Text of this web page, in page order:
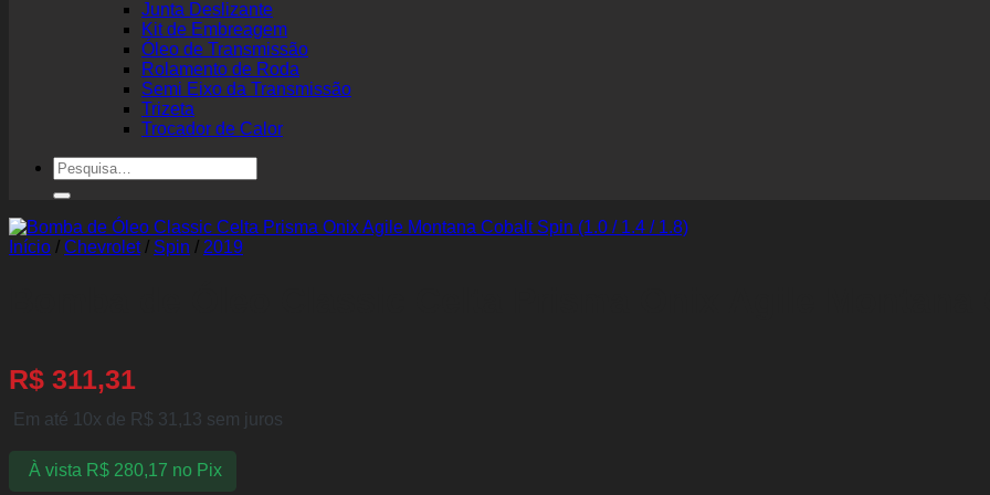
Junta Deslizante
Kit de Embreagem
Óleo de Transmissão
Rolamento de Roda
Semi Eixo da Transmissão
Trizeta
Trocador de Calor
Pesquisar
por:
Início / Chevrolet / Spin / 2019
R$ 311,31
Em até 10x de R$ 31,13 sem juros
À vista R$280,17 no Pix